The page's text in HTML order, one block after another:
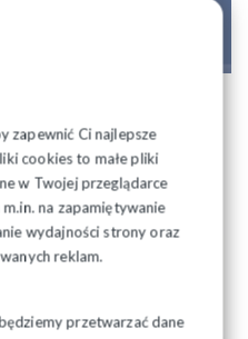
zapewnić Ci najlepsze
cookies to małe pliki
w Twojej przeglądarce
na zapamiętywanie
wydajności strony oraz
reklam.
przetwarzać dane
Ireny były wysłane na
za otrzymane
obchodów rocznicy